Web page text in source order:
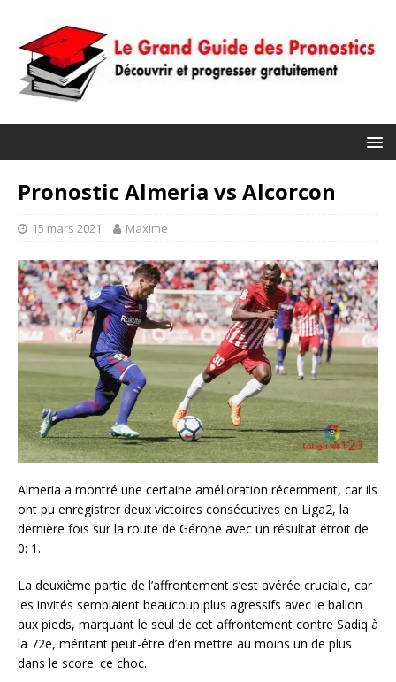
Pronostic Almeria vs Alcorcon
15 mars 2021 Maxime
Almeria a montré une certaine amélioration récemment, car ils
ont pu enregistrer deux victoires consécutives en Liga2, la
dernière fois sur la route de Gérone avec un résultat étroit de
0: 1.
La deuxième partie de l’affrontement s’est avérée cruciale, car
les invités semblaient beaucoup plus agressifs avec le ballon
aux pieds, marquant le seul de cet affrontement contre Sadiq à
la 72e, méritant peut-être d’en mettre au moins un de plus
dans le score. ce choc.